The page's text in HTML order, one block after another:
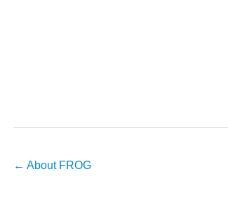
Навигация
← About FROG